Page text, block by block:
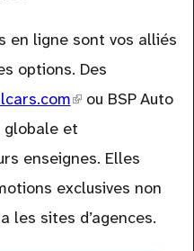
en ligne sont vos alliés
options. Des
(link
is
external)
ou BSP Auto
et
enseignes. Elles
exclusives non
les sites d’agences.